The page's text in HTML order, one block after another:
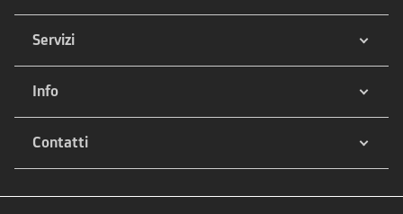
Servizi
Info
Contatti